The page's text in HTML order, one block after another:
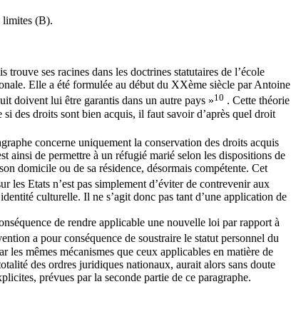
limites (B).
ses racines dans les doctrines statutaires de l’école
Elle a été formulée au début du XXème siècle par Antoine
doivent lui être garantis dans un autre pays »10 . Cette théorie
des droits sont bien acquis, il faut savoir d’après quel droit
concerne uniquement la conservation des droits acquis
ainsi de permettre à un réfugié marié selon les dispositions de
domicile ou de sa résidence, désormais compétente. Cet
les Etats n’est pas simplement d’éviter de contrevenir aux
culturelle. Il ne s’agit donc pas tant d’une application de
de rendre applicable une nouvelle loi par rapport à
a pour conséquence de soustraire le statut personnel du
mêmes mécanismes que ceux applicables en matière de
des ordres juridiques nationaux, aurait alors sans doute
prévues par la seconde partie de ce paragraphe.